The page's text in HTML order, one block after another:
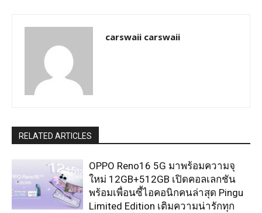
carswaii carswaii
RELATED ARTICLES
OPPO Reno16 5G มาพร้อมความจุ
ใหม่ 12GB+512GB เปิดคอลเลกชัน
พร้อมเพื่อนซี้ไอคอนิกคนล่าสุด Pingu
Limited Edition เติมความน่ารักทุก